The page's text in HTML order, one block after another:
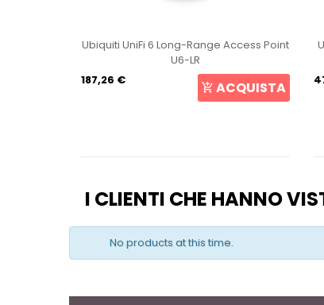
Ubiquiti UniFi 6 Long-Range Access Point
U6-LR
187,26 €
ACQUISTA
I CLIENTI CHE HANNO
No products at this time.